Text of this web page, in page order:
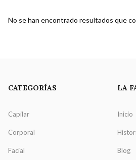
No se han encontrado resultados que
CATEGORÍAS
Capilar
Corporal
Facial
LA
Inicio
Blog